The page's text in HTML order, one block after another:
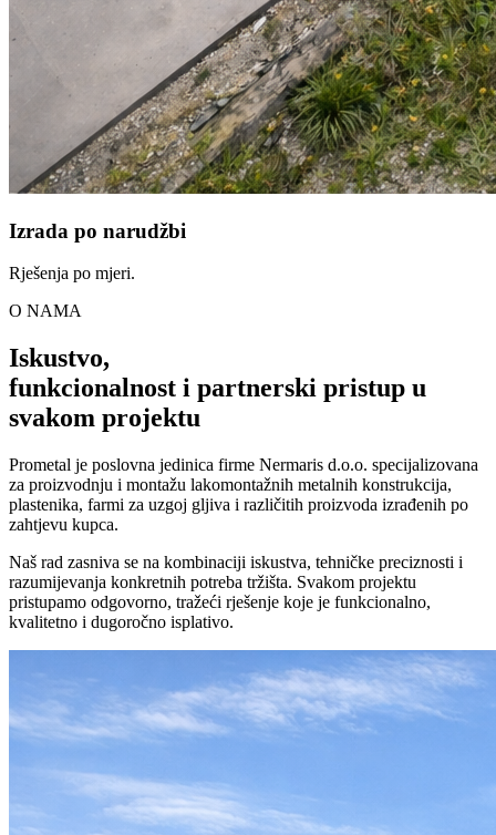
Izrada po narudžbi
Rješenja po mjeri.
O NAMA
Iskustvo,
funkcionalnost i partnerski pristup u
svakom projektu
Prometal je poslovna jedinica firme Nermaris d.o.o. specijalizovana
za proizvodnju i montažu lakomontažnih metalnih konstrukcija,
plastenika, farmi za uzgoj gljiva i različitih proizvoda izrađenih po
zahtjevu kupca.
Naš rad zasniva se na kombinaciji iskustva, tehničke preciznosti i
razumijevanja konkretnih potreba tržišta. Svakom projektu
pristupamo odgovorno, tražeći rješenje koje je funkcionalno,
kvalitetno i dugoročno isplativo.